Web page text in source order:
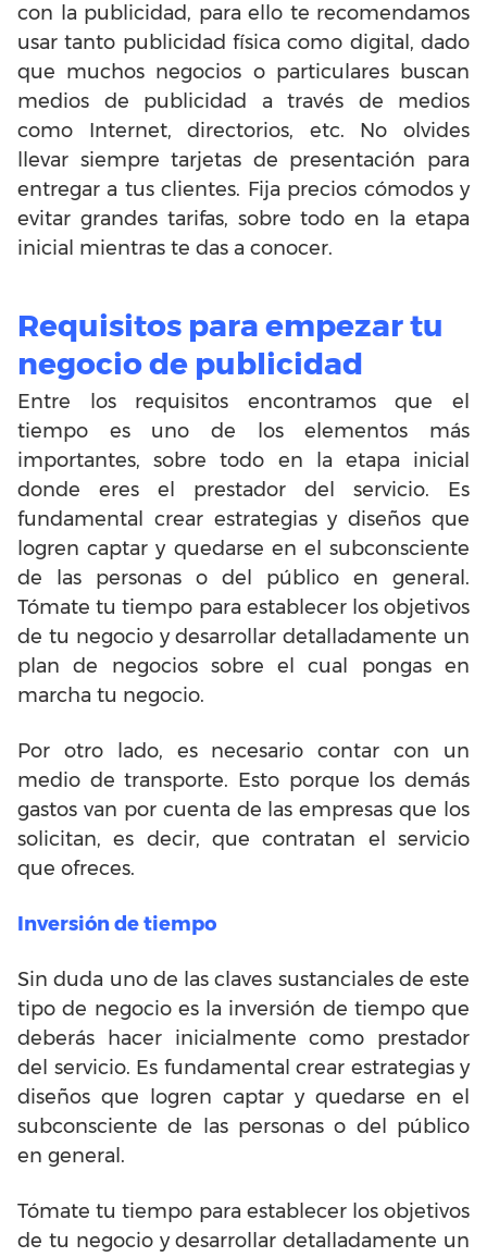
con la publicidad, para ello te recomendamos
usar tanto publicidad física como digital, dado
que muchos negocios o particulares buscan
medios de publicidad a través de medios
como Internet, directorios, etc. No olvides
llevar siempre tarjetas de presentación para
entregar a tus clientes. Fija precios cómodos y
evitar grandes tarifas, sobre todo en la etapa
inicial mientras te das a conocer.
Requisitos para empezar tu
negocio de publicidad
Entre los requisitos encontramos que el
tiempo es uno de los elementos más
importantes, sobre todo en la etapa inicial
donde eres el prestador del servicio. Es
fundamental crear estrategias y diseños que
logren captar y quedarse en el subconsciente
de las personas o del público en general.
Tómate tu tiempo para establecer los objetivos
de tu negocio y desarrollar detalladamente un
plan de negocios sobre el cual pongas en
marcha tu negocio.
Por otro lado, es necesario contar con un
medio de transporte. Esto porque los demás
gastos van por cuenta de las empresas que los
solicitan, es decir, que contratan el servicio
que ofreces.
Inversión de tiempo
Sin duda uno de las claves sustanciales de este
tipo de negocio es la inversión de tiempo que
deberás hacer inicialmente como prestador
del servicio. Es fundamental crear estrategias y
diseños que logren captar y quedarse en el
subconsciente de las personas o del público
en general.
Tómate tu tiempo para establecer los objetivos
de tu negocio y desarrollar detalladamente un